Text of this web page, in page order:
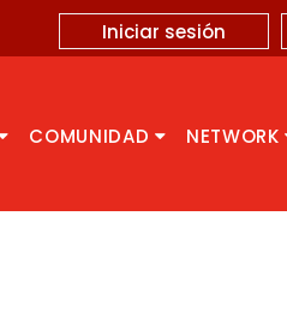
Iniciar sesión
COMUNIDAD NETWORK